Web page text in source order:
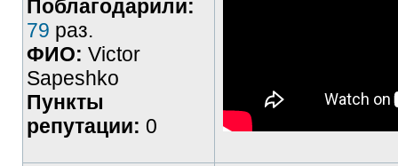
Поблагодарили:
79 раз.
ФИО: Victor
Sapeshko
Пункты
репутации: 0